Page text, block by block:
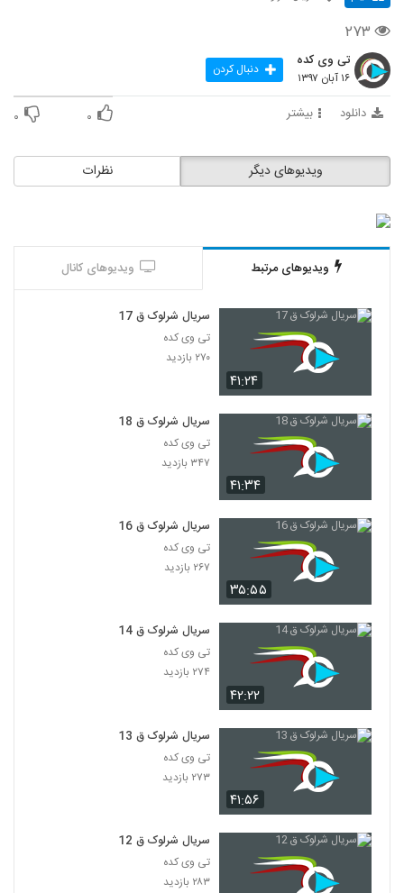
۲۷۳
تی وی کده
۱۶ آبان ۱۳۹۷ دنبال کردن
دانلود بیشتر ۰ ۰
نظرات ویدیوهای دیگر
ویدیوهای مرتبط ویدیوهای کانال
۴۱:۲۴
سریال شرلوک ق 17
تی وی کده
۲۷۰ بازدید
۴۱:۳۴
سریال شرلوک ق 18
تی وی کده
۳۴۷ بازدید
۳۵:۵۵
سریال شرلوک ق 16
تی وی کده
۲۶۷ بازدید
۴۲:۲۲
سریال شرلوک ق 14
تی وی کده
۲۷۴ بازدید
۴۱:۵۶
سریال شرلوک ق 13
تی وی کده
۲۷۳ بازدید
سریال شرلوک ق 12
تی وی کده
۲۸۳ بازدید